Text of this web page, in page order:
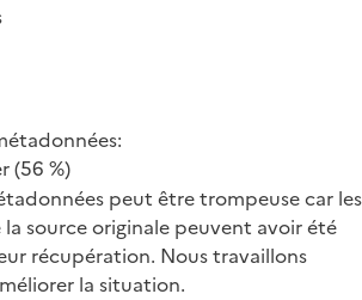
(56 %)
peut être trompeuse car les
source originale peuvent avoir été
récupération. Nous travaillons
la situation.